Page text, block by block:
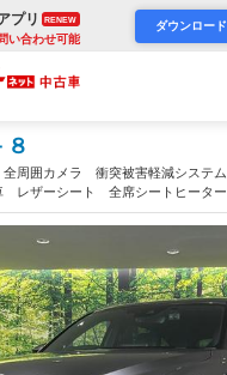
プリ RENEW
い合わせ可能
ダウンロード
８
周囲カメラ 衝突被害軽減システ
レザーシート 全席シートヒータ
レコ コーナーセンサー スマート